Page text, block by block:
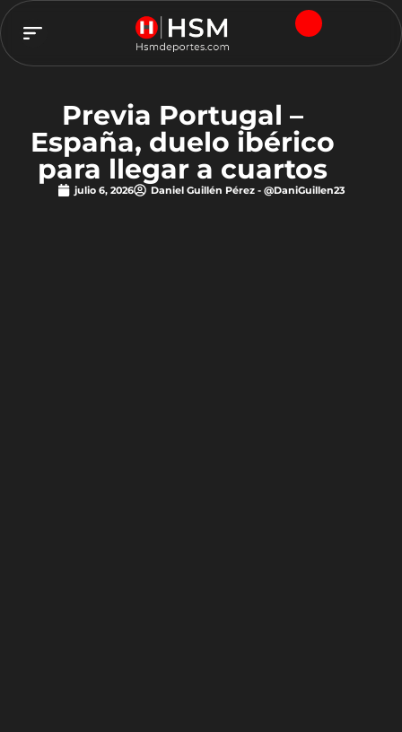
Previa Portugal –
España, duelo ibérico
para llegar a cuartos
julio 6, 2026 Daniel Guillén Pérez - @DaniGuillen23